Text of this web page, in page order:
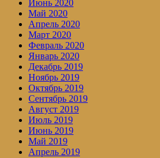
Июнь 2020
Май 2020
Апрель 2020
Март 2020
Февраль 2020
Январь 2020
Декабрь 2019
Ноябрь 2019
Октябрь 2019
Сентябрь 2019
Август 2019
Июль 2019
Июнь 2019
Май 2019
Апрель 2019